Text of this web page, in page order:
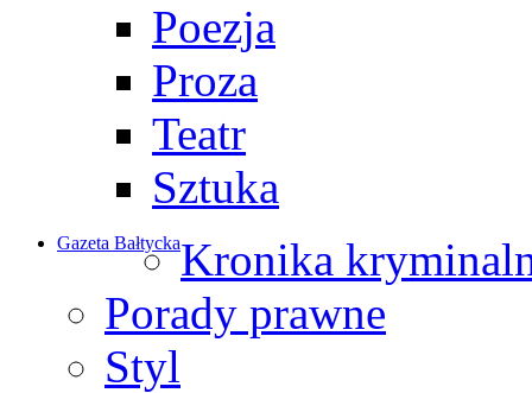
Poezja
Proza
Teatr
Sztuka
Gazeta BałtyckaKronika
Porady prawne
Styl